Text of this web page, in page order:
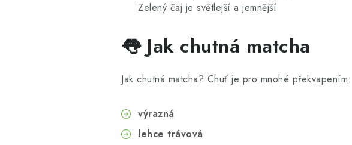
Zelený čaj je světlejší a jemnější
👅 Jak chutná matcha
Jak chutná matcha? Chuť je pro mnohé překvapením:
výrazná
lehce trávová